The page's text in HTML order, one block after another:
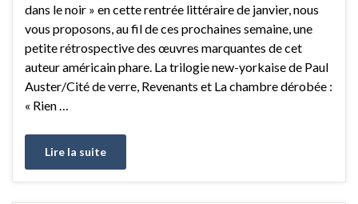
dans le noir » en cette rentrée littéraire de janvier, nous
vous proposons, au fil de ces prochaines semaine, une
petite rétrospective des œuvres marquantes de cet
auteur américain phare. La trilogie new-yorkaise de Paul
Auster/Cité de verre, Revenants et La chambre dérobée :
« Rien …
Lire la suite